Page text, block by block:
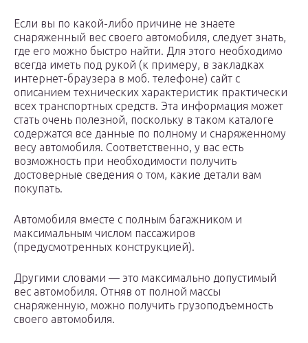
Если вы по какой-либо причине не знаете
снаряженный вес своего автомобиля, следует знать,
где его можно быстро найти. Для этого необходимо
всегда иметь под рукой (к примеру, в закладках
интернет-браузера в моб. телефоне) сайт с
описанием технических характеристик практически
всех транспортных средств. Эта информация может
стать очень полезной, поскольку в таком каталоге
содержатся все данные по полному и снаряженному
весу автомобиля. Соответственно, у вас есть
возможность при необходимости получить
достоверные сведения о том, какие детали вам
покупать.
Автомобиля вместе с полным багажником и
максимальным числом пассажиров
(предусмотренных конструкцией).
Другими словами — это максимально допустимый
вес автомобиля. Отняв от полной массы
снаряженную, можно получить грузоподъемность
своего автомобиля.